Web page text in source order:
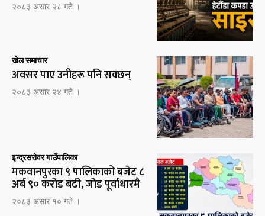
२०८३ असार २८ गते ।
खेल समाचार
अवसर पाए उनीहरू पनि सक्छन्
२०८३ असार २४ गते ।
इन्द्रसरोवर गाउँपालिका
मकवानपुरका ९ पालिकाको बजेट ८
अर्ब ९० करोड बढी, जोड पूर्वाधारमै
२०८३ असार १० गते ।